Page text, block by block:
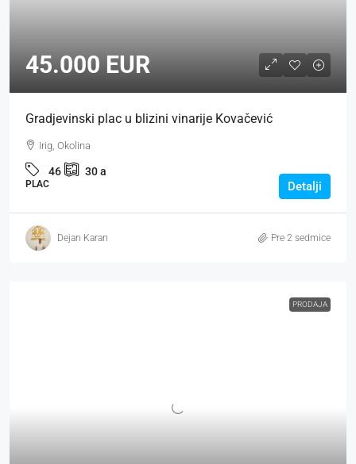
45.000 EUR
Gradjevinski plac u blizini vinarije Kovačević
Irig, Okolina
46 30a
PLAC Detalji
Dejan Karan Pre 2 sedmice
PRODAJA